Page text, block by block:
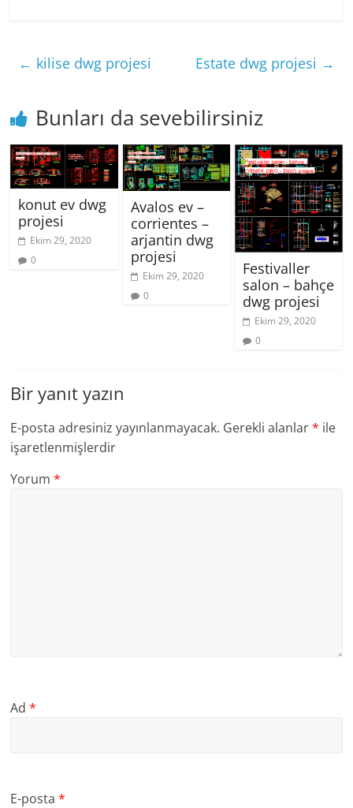
← kilise dwg projesi Estate dwg projesi →
Bunları da sevebilirsiniz
konut ev dwg
projesi
Ekim 29, 2020
0
Avalos ev –
corrientes –
arjantin dwg
projesi
Ekim 29, 2020
0
Festivaller
salon – bahçe
dwg projesi
Ekim 29, 2020
0
Bir yanıt yazın
E-posta adresiniz yayınlanmayacak. Gerekli alanlar* ile
işaretlenmişlerdir
Yorum*
Ad*
E-posta*